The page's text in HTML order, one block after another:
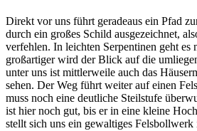
Direkt vor uns führt geradeaus ein Pfad
durch ein großes Schild ausgezeichnet,
verfehlen. In leichten Serpentinen geht es
großartiger wird der Blick auf die
unter uns ist mittlerweile auch das
sehen. Der Weg führt weiter auf einen
muss noch eine deutliche Steilstufe
ist hier noch gut, bis er in eine kleine
stellt sich uns ein gewaltiges Felsbollwerk